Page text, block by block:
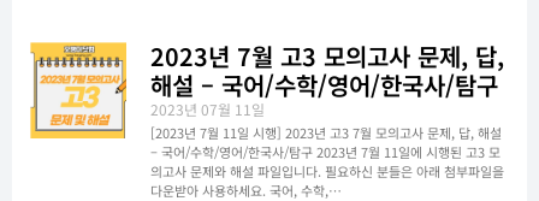
2023년 7월 고3 모의고사 문제, 답,
해설 – 국어/수학/영어/한국사/탐구
2023년 07월 11일
[2023년 7월 11일 시행] 2023년 고3 7월 모의고사 문제, 답, 해설
– 국어/수학/영어/한국사/탐구 2023년 7월 11일에 시행된 고3 모
의고사 문제와 해설 파일입니다. 필요하신 분들은 아래 첨부파일을
다운받아 사용하세요. 국어, 수학,…